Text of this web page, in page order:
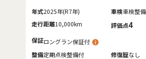
年式2025年(R7年) 車検車検整
走行距離10,000km 評価点4
保証ロングラン保証付
整備定期点検整備付 修復歴なし